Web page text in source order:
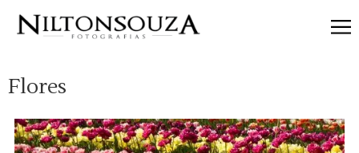
Categorias
Flores